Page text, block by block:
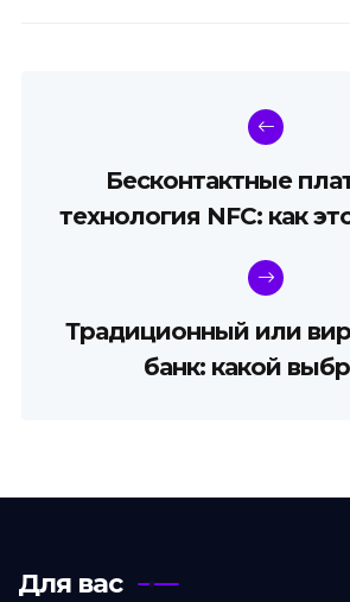
Бесконтактные
технология NFC: как
Традиционный или
банк: какой
Для вас